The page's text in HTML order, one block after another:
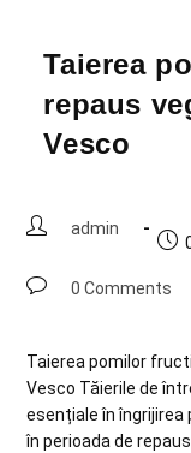
Taierea
repaus
Vesco
admin
0 Comments
Taierea pomilor
Vesco Tăierile de
esențiale în
în perioada de